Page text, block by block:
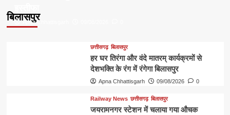
बिलासपुरApna Chhattisgarh
छत्तीसगढ़ बिलासपुर
हर घर तिरंगा और वंदे मातरम् कार्यक्रमों से
देशभक्ति के रंग में रंगेगा बिलासपुर
Apna Chhattisgarh 09/08/2026 0
Railway News छत्तीसगढ़ बिलासपुर
जयरामनगर स्टेशन में चलाया गया औचक